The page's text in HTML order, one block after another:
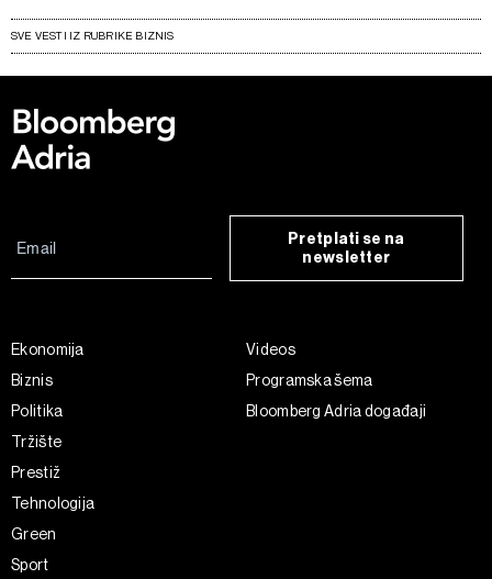
SVE VESTI IZ RUBRIKE BIZNIS
Pretplati se na
newsletter
Ekonomija
Biznis
Politika
Tržište
Prestiž
Tehnologija
Green
Sport
Videos
Programska šema
Bloomberg Adria događaji